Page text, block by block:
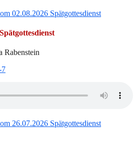
02.08.2026 Spätgottesdienst
Rabenstein
7
26.07.2026 Spätgottesdienst